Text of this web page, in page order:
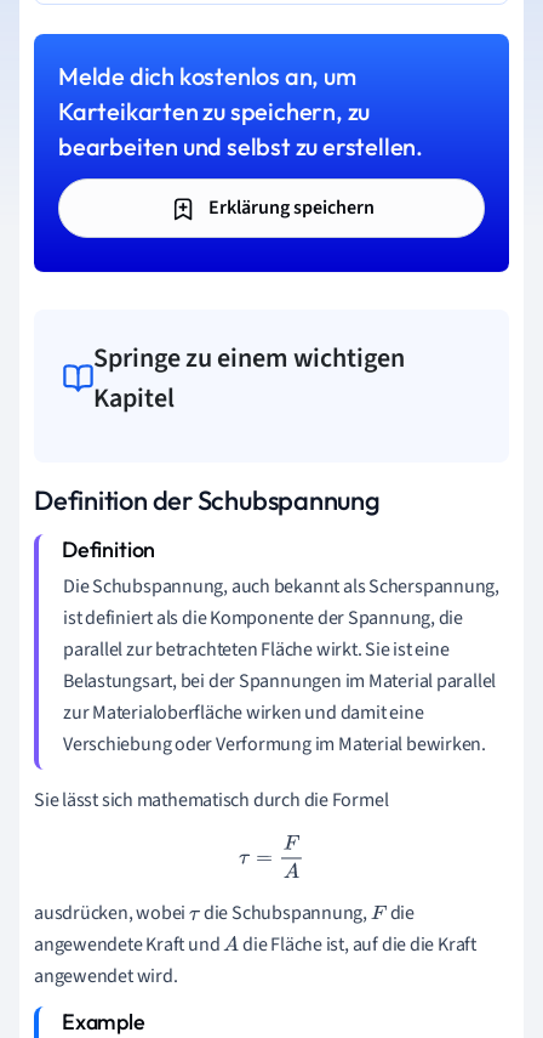
Melde dich kostenlos an, um
Karteikarten zu speichern, zu
bearbeiten und selbst zu erstellen.
Erklärung speichern
Springe zu einem wichtigen
Kapitel
Definition der Schubspannung
Die Schubspannung, auch bekannt als Scherspannung,
ist definiert als die Komponente der Spannung, die
parallel zur betrachteten Fläche wirkt. Sie ist eine
Belastungsart, bei der Spannungen im Material parallel
zur Materialoberfläche wirken und damit eine
Verschiebung oder Verformung im Material bewirken.
Sie lässt sich mathematisch durch die Formel
τ=F A
ausdrücken, wobeiτ die Schubspannung,F die
angewendete Kraft undA die Fläche ist, auf die die Kraft
angewendet wird.